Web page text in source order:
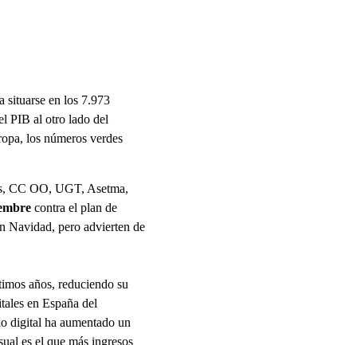
situarse en los 7.973
PIB al otro lado del
los números verdes
CC OO, UGT, Asetma,
contra el plan de
Navidad, pero advierten de
años, reduciendo su
en España del
digital ha aumentado un
es el que más ingresos